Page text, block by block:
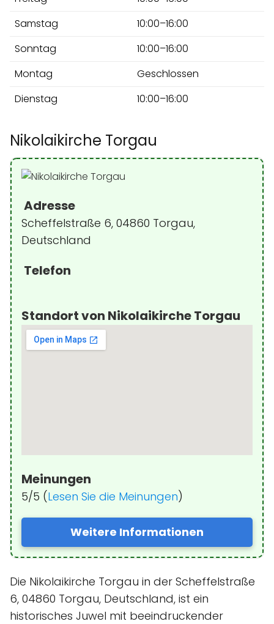
Samstag
10:00–16:00
Sonntag
10:00–16:00
Montag
Geschlossen
Dienstag
10:00–16:00
Nikolaikirche Torgau
Adresse
Scheffelstraße 6, 04860 Torgau,
Deutschland
Telefon
Standort von Nikolaikirche Torgau
Meinungen
5/5 (Lesen Sie die Meinungen)
Weitere Informationen
Die Nikolaikirche Torgau in der Scheffelstraße
6, 04860 Torgau, Deutschland, ist ein
historisches Juwel mit beeindruckender